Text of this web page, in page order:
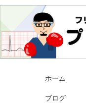
ホーム
ブログ